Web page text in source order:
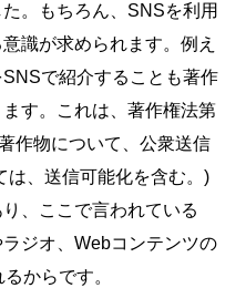
。もちろん、SNSを利用
識が求められます。例え
で紹介することも著作
す。これは、著作権法第
作物について、公衆送信
は、送信可能化を含む。)
、ここで言われている
ジオ、Webコンテンツの
からです。